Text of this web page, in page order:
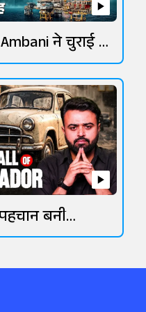
ने चुराई थी
बनी